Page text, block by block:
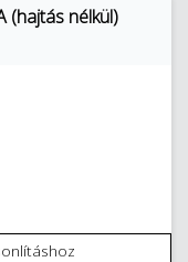
(hajtás nélkül)